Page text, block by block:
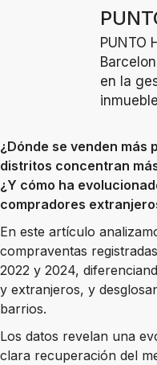
PUNTO
en la
¿Dónde se venden más
distritos concentran
¿Y cómo ha
compradores
En este artículo
compraventas
2022 y 2024,
y extranjeros, y
barrios.
Los datos revelan una
clara recuperación del